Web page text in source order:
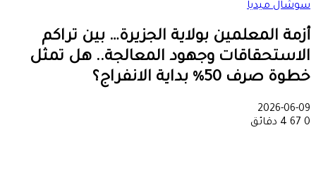
سوشال ميديا
أزمة المعلمين بولاية الجزيرة… بين تراكم
الاستحقاقات وجهود المعالجة.. هل تمثل
خطوة صرف 50% بداية الانفراج؟
2026-06-09
0
4 دقائق